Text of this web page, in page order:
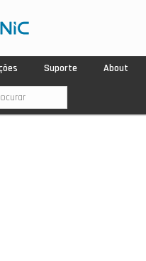
Suporte About